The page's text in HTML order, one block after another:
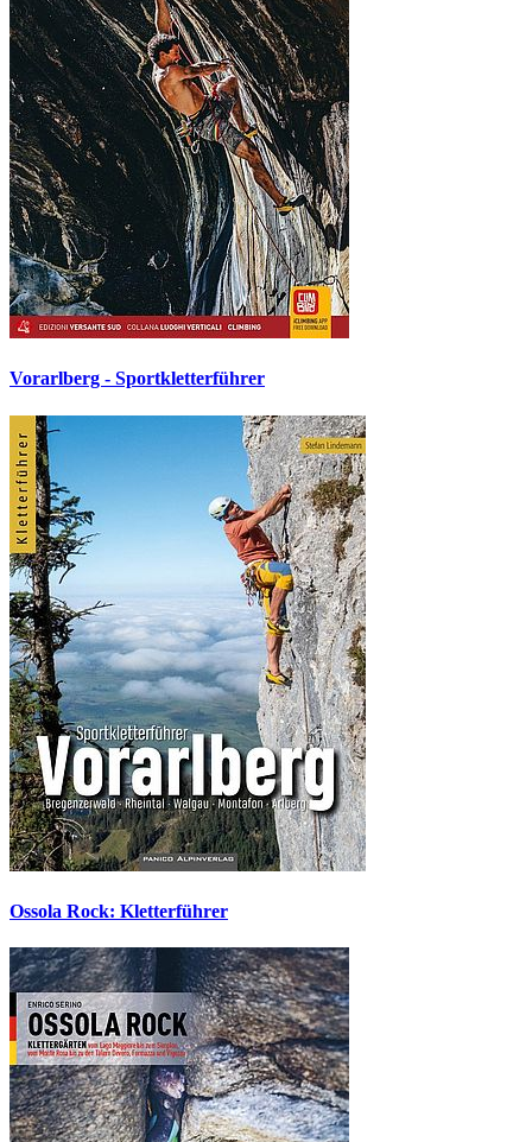
Vorarlberg - Sportkletterführer
Ossola Rock: Kletterführer